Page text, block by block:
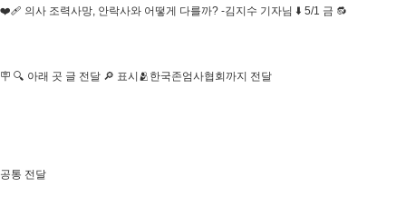
❤️‍🩹 의사 조력사망, 안락사와 어떻게 다를까? -김지수 기자님 ⬇️ 5/1 금 🔂
🪧 🔍 아래 곳 글 전달 🔎 표시🫂한국존엄사협회까지 전달
공통 전달